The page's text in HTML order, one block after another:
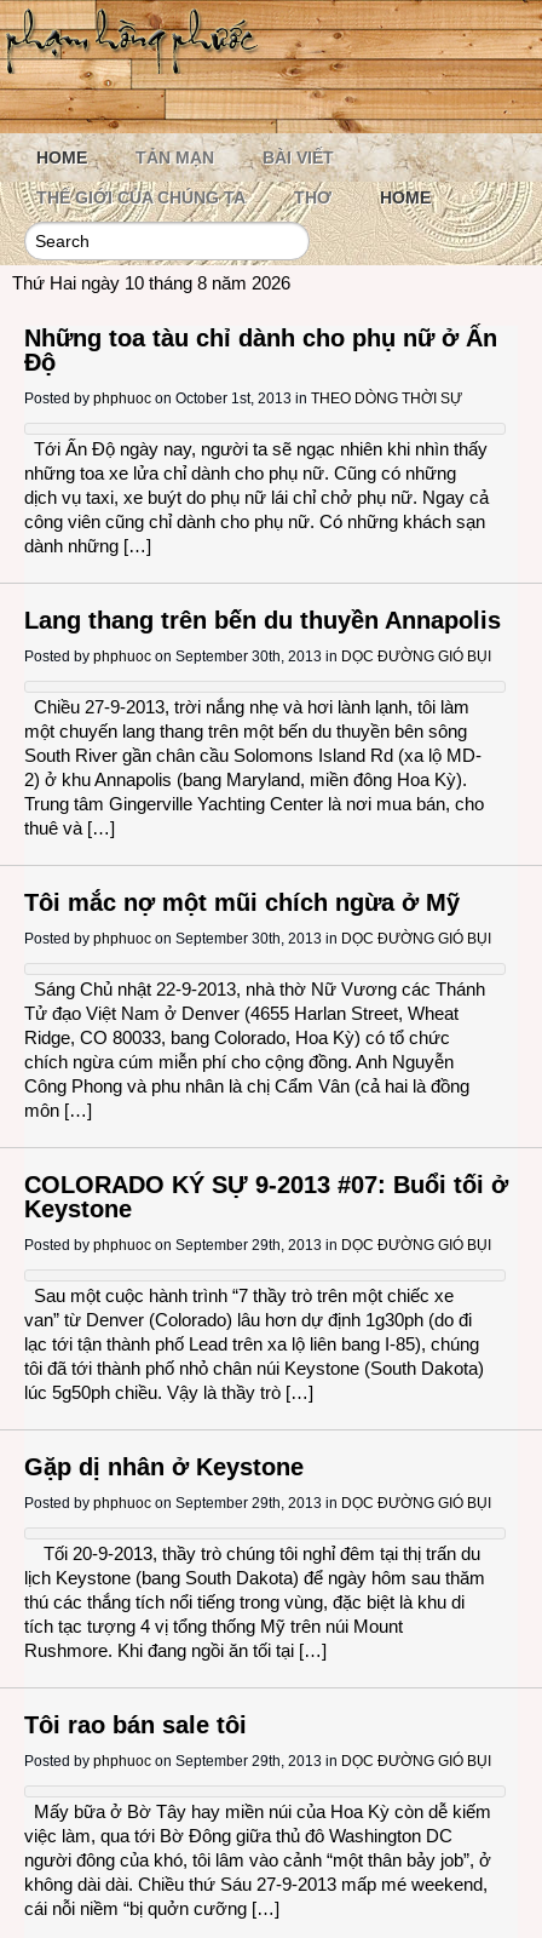
HOME TẢN MẠN BÀI VIẾT
THẾ GIỚI CỦA CHÚNG TA THƠ HOME
Thứ Hai ngày 10 tháng 8 năm 2026
Những toa tàu chỉ dành cho phụ nữ ở Ấn
Độ
Posted by phphuoc on October 1st, 2013 in THEO DÒNG THỜI SỰ
Tới Ấn Độ ngày nay, người ta sẽ ngạc nhiên khi nhìn thấy
những toa xe lửa chỉ dành cho phụ nữ. Cũng có những
dịch vụ taxi, xe buýt do phụ nữ lái chỉ chở phụ nữ. Ngay cả
công viên cũng chỉ dành cho phụ nữ. Có những khách sạn
dành những […]
Lang thang trên bến du thuyền Annapolis
Posted by phphuoc on September 30th, 2013 in DỌC ĐƯỜNG GIÓ BỤI
Chiều 27-9-2013, trời nắng nhẹ và hơi lành lạnh, tôi làm
một chuyến lang thang trên một bến du thuyền bên sông
South River gần chân cầu Solomons Island Rd (xa lộ MD-
2) ở khu Annapolis (bang Maryland, miền đông Hoa Kỳ).
Trung tâm Gingerville Yachting Center là nơi mua bán, cho
thuê và […]
Tôi mắc nợ một mũi chích ngừa ở Mỹ
Posted by phphuoc on September 30th, 2013 in DỌC ĐƯỜNG GIÓ BỤI
Sáng Chủ nhật 22-9-2013, nhà thờ Nữ Vương các Thánh
Tử đạo Việt Nam ở Denver (4655 Harlan Street, Wheat
Ridge, CO 80033, bang Colorado, Hoa Kỳ) có tổ chức
chích ngừa cúm miễn phí cho cộng đồng. Anh Nguyễn
Công Phong và phu nhân là chị Cẩm Vân (cả hai là đồng
môn […]
COLORADO KÝ SỰ 9-2013 #07: Buổi tối ở
Keystone
Posted by phphuoc on September 29th, 2013 in DỌC ĐƯỜNG GIÓ BỤI
Sau một cuộc hành trình “7 thầy trò trên một chiếc xe
van” từ Denver (Colorado) lâu hơn dự định 1g30ph (do đi
lạc tới tận thành phố Lead trên xa lộ liên bang I-85), chúng
tôi đã tới thành phố nhỏ chân núi Keystone (South Dakota)
lúc 5g50ph chiều. Vậy là thầy trò […]
Gặp dị nhân ở Keystone
Posted by phphuoc on September 29th, 2013 in DỌC ĐƯỜNG GIÓ BỤI
Tối 20-9-2013, thầy trò chúng tôi nghỉ đêm tại thị trấn du
lịch Keystone (bang South Dakota) để ngày hôm sau thăm
thú các thắng tích nổi tiếng trong vùng, đặc biệt là khu di
tích tạc tượng 4 vị tổng thống Mỹ trên núi Mount
Rushmore. Khi đang ngồi ăn tối tại […]
Tôi rao bán sale tôi
Posted by phphuoc on September 29th, 2013 in DỌC ĐƯỜNG GIÓ BỤI
Mấy bữa ở Bờ Tây hay miền núi của Hoa Kỳ còn dễ kiếm
việc làm, qua tới Bờ Đông giữa thủ đô Washington DC
người đông của khó, tôi lâm vào cảnh “một thân bảy job”, ở
không dài dài. Chiều thứ Sáu 27-9-2013 mấp mé weekend,
cái nỗi niềm “bị quởn cưỡng […]